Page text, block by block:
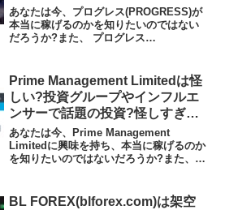
査！
あなたは今、プログレス(PROGRESS)が
本当に稼げるのかを知りたいのではない
だろうか?また、 プログレス
か？答えを言うと、大きく稼げる可能性
は低いといえます...
Prime Management Limitedは怪
しい?投資グループやインフルエ
ンサーで話題の投資?怪しすぎる
投資グループの実態や実践者の
声、口コミや評判を調査しました
あなたは今、Prime Management
Limitedに興味を持ち、本当に稼げるのか
を知りたいのではないだろうか?また、
いだろうか？答え、結...
BL FOREX(blforex.com)は架空